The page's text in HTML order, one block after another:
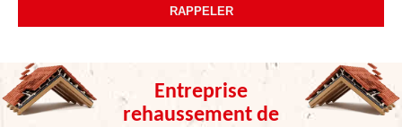
Entreprise
rehaussement de